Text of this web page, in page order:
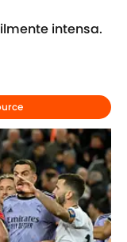
intensa.